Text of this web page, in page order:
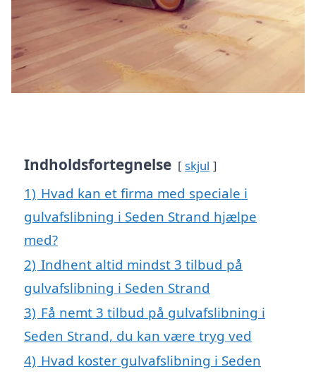
Indholdsfortegnelse skjul
1) Hvad kan et firma med speciale i
gulvafslibning i Seden Strand hjælpe
med?
2) Indhent altid mindst 3 tilbud på
gulvafslibning i Seden Strand
3) Få nemt 3 tilbud på gulvafslibning i
Seden Strand, du kan være tryg ved
4) Hvad koster gulvafslibning i Seden